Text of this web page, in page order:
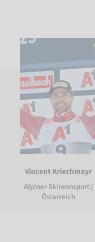
Vincent Kriechmayr
Alpiner Skirennsport |
Österreich